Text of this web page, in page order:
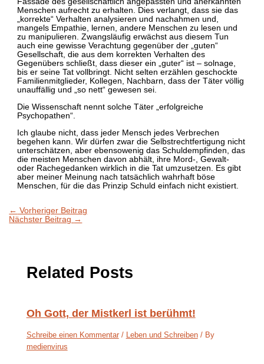
Menschen aufrecht zu erhalten. Dies verlangt, dass sie das
„korrekte“ Verhalten analysieren und nachahmen und,
mangels Empathie, lernen, andere Menschen zu lesen und
zu manipulieren. Zwangsläufig erwächst aus diesem Tun
auch eine gewisse Verachtung gegenüber der „guten“
Gesellschaft, die aus dem korrekten Verhalten des
Gegenübers schließt, dass dieser ein „guter“ ist – solnage,
bis er seine Tat vollbringt. Nicht selten erzählen geschockte
Familienmitglieder, Kollegen, Nachbarn, dass der Täter völlig
unauffällig und „so nett“ gewesen sei.
Die Wissenschaft nennt solche Täter „erfolgreiche
Psychopathen“.
Ich glaube nicht, dass jeder Mensch jedes Verbrechen
begehen kann. Wir dürfen zwar die Selbstrechtfertigung nicht
unterschätzen, aber ebensowenig das Schuldempfinden, das
die meisten Menschen davon abhält, ihre Mord-, Gewalt-
oder Rachegedanken wirklich in die Tat umzusetzen. Es gibt
aber meiner Meinung nach tatsächlich wahrhaft böse
Menschen, für die das Prinzip Schuld einfach nicht existiert.
← Vorheriger Beitrag
Nächster Beitrag →
Related Posts
Oh Gott, der Mistkerl ist berühmt!
Schreibe einen Kommentar / Leben und Schreiben/ By
medienvirus